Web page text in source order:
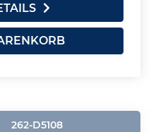
262-D5108